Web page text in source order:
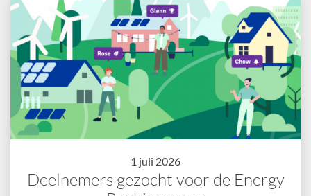
1 juli 2026
Deelnemers gezocht voor de Energy